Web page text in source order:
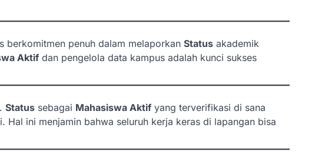
berkomitmen penuh dalam melaporkan Status akademik
Aktif dan pengelola data kampus adalah kunci sukses
Status sebagai Mahasiswa Aktif yang terverifikasi di sana
Hal ini menjamin bahwa seluruh kerja keras di lapangan bisa